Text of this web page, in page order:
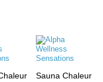
Sauna Chaleur